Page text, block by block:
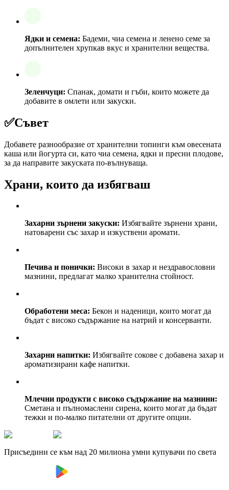
Ядки и семена: Бадеми, чиа семена и ленено семе за
допълнителен хрупкав вкус и хранителни вещества.
Зеленчуци: Спанак, домати и гъби, които можете да
добавите в омлети или закуски.
✅Съвет
Добавете разнообразие от хранителни топинги към овесената
каша или йогурта си, като чиа семена, ядки и пресни плодове,
за да направите закуската по-вълнуваща.
Храни, които да избягваш
Захарни зърнени закуски: Избягвайте зърнени храни,
натоварени със захар и изкуствени аромати.
Печива и понички: Високи в захар и нездравословни
мазнини, предлагат малко хранителна стойност.
Обработени меса: Бекон и наденици, които могат да
бъдат с високо съдържание на натрий и консерванти.
Захарни напитки: Избягвайте сокове с добавена захар и
ароматизирани кафе напитки.
Млечни продукти с високо съдържание на мазнини:
Сметана и пълномаслени сирена, които могат да бъдат
тежки и по-малко питателни от другите опции.
Присъедини се към над 20 милиона умни купувачи по света